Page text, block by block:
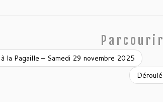
la Pagaille – Samedi 29 novembre 2025